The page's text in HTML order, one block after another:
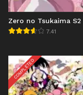
Zero no Tsukaima S2
7.41
COMPLETED